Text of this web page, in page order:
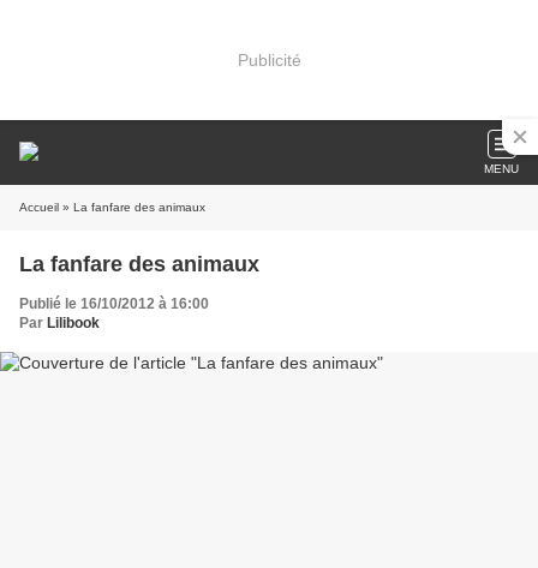
Publicité
MENU
Accueil » La fanfare des animaux
La fanfare des animaux
Publié le 16/10/2012 à 16:00
Par Lilibook